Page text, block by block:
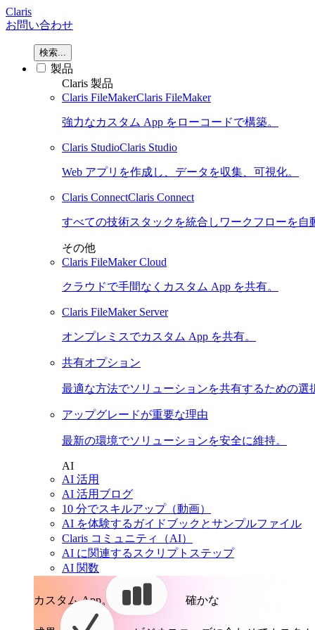
Claris
お問い合わせ
検索...
製品
Claris 製品
Claris FileMakerClaris FileMaker
強力なカスタム App をローコードで構築。
Claris StudioClaris Studio
Web アプリを作成し、データを収集、可視化。
Claris ConnectClaris Connect
すべての技術スタックを統合しワークフローを自
その他
Claris FileMaker Cloud
クラウドで手間なくカスタム App を共有。
Claris FileMaker Server
オンプレミスでカスタム App を共有。
共有オプション
最適な方法でソリューションを共有するための選
アップグレードが重要な理由
最新の環境でソリューションを安全に維持。
AI
AI 活用
AI 活用ブログ
10 分でスキルアップ（動画）
AI を体験するガイドブックとサンプルファイル
Claris コミュニティ（AI）
AI に関連するスクリプトステップ
AI 関数
カスタム App。 確かな